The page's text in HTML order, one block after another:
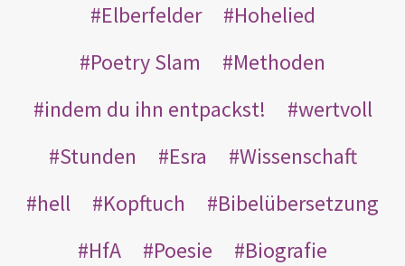
Elberfelder
Hohelied
Poetry Slam
Methoden
indem du ihn entpackst!
wertvoll
Stunden
Esra
Wissenschaft
hell
Kopftuch
Bibelübersetzung
HfA
Poesie
Biografie